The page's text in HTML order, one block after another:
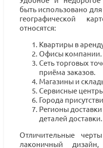
быть использовано
географической
относятся:
Квартиры в
Офисы компании.
Сеть торговых
приёма заказов.
Магазины и
Сервисные
Города
Регионы
деталей доставки.
Отличительные
лаконичный